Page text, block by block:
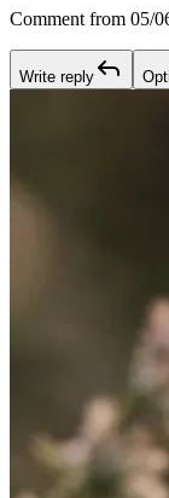
Comment from 05/
Write reply